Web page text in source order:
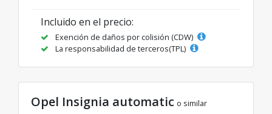
Incluido en el precio:
Exención de daños por colisión (CDW)
La responsabilidad de terceros(TPL)
Opel Insignia automatic o similar